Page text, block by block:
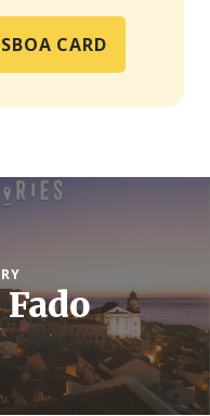
CARD